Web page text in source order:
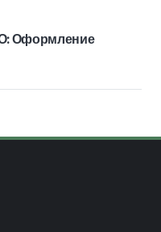
Оформление